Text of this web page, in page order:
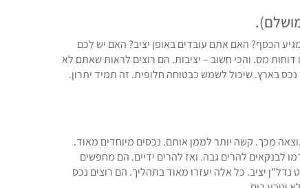
הכסף? האם אתם עובדים באופן יציב? האם יש לכם
דוחות מס. והכי חשוב – יציבות. הם רוצים לראות שאתם לא
בארץ. שיכול לשמש כבטוחה חלופית. זה תמיד יתרון.
מכך. קשה יותר לממן אותם. נכסים מיוחדים מאוד.
לבנקאים להרים גבה. ואז להרים ידיים. הם מחפשים
יציב. כל אלה יעזרו מאוד בתהליך. הם רוצים נכס